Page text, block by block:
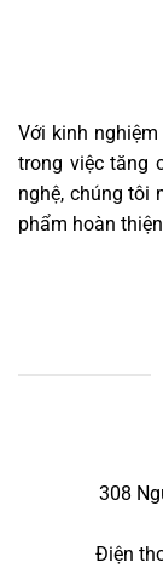
Với kinh
trong việc tăng
nghệ, chúng tôi
phẩm hoàn
308
Điện